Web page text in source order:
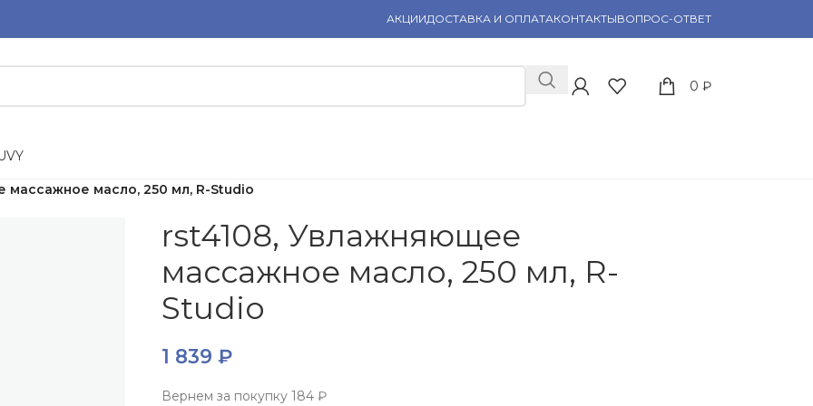
АКЦИИДОСТАВКА И ОПЛАТАКОНТАКТЫВОПРОС-ОТВЕТ
0 ₽
VY
масло, 250 мл, R-Studio
rst4108, Увлажняющее
массажное масло, 250 мл, R-
Studio
1 839 ₽
Вернем за покупку184 ₽